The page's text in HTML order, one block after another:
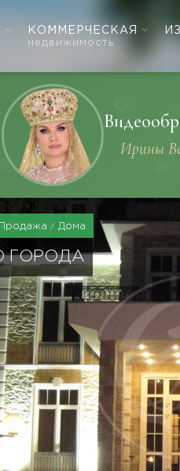
КОММЕРЧЕСКАЯ
недвижимость
Ирины
Продажа Дома
ГОРОДА